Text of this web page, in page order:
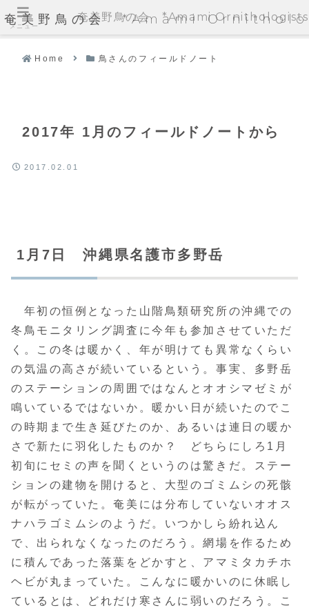
奄美野鳥の会 *Amami
Home 鳥さんのフィールドノート
2017年 1月のフィールドノートから
2017.02.01
1月7日 沖縄県名護市多野岳
年初の恒例となった山階鳥類研究所の沖縄での
冬鳥モニタリング調査に今年も参加させていただ
く。この冬は暖かく、年が明けても異常なくらい
の気温の高さが続いているという。事実、多野岳
のステーションの周囲ではなんとオオシマゼミが
鳴いているではないか。暖かい日が続いたのでこ
の時期まで生き延びたのか、あるいは連日の暖か
さで新たに羽化したものか？ どちらにしろ1月
初旬にセミの声を聞くというのは驚きだ。ステー
ションの建物を開けると、大型のゴミムシの死骸
が転がっていた。奄美には分布していないオオス
ナハラゴミムシのようだ。いつかしら紛れ込ん
で、出られなくなったのだろう。網場を作るため
に積んであった落葉をどかすと、アマミタカチホ
ヘビが丸まっていた。こんなに暖かいのに休眠し
ているとは、どれだけ寒さんに弱いのだろう。こ
メニュー
奄美野鳥の会 *Amami